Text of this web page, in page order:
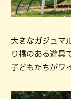
大きなガジュマ
り橋のある遊具
子どもたちがワ